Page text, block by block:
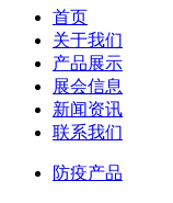
首页
关于我们
产品展示
展会信息
新闻资讯
联系我们
防疫产品